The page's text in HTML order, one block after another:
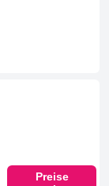
Preise